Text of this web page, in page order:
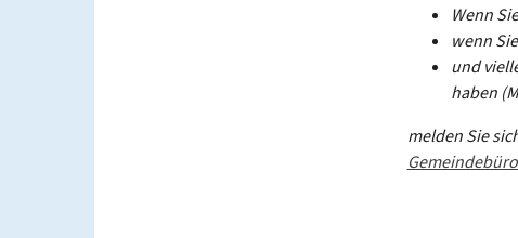
Wenn
wenn
und
haben
melden Sie